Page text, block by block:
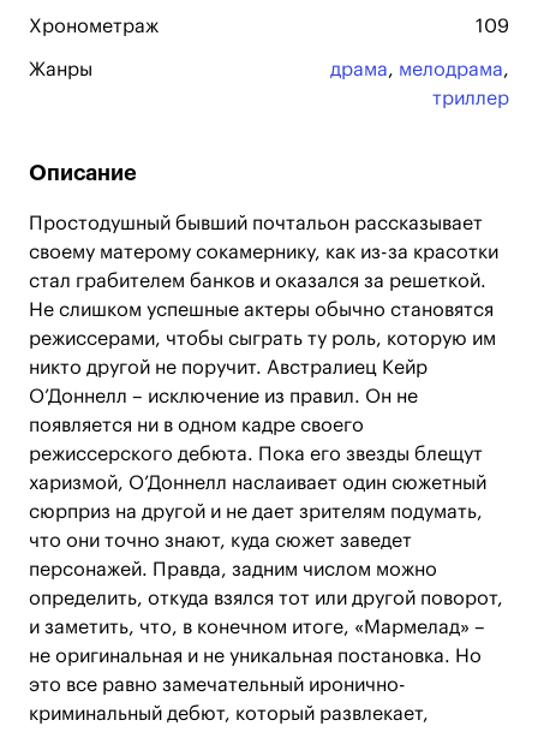
Хронометраж 109
Жанры драма, мелодрама,
триллер
Описание
Простодушный бывший почтальон рассказывает
своему матерому сокамернику, как из-за красотки
стал грабителем банков и оказался за решеткой.
Не слишком успешные актеры обычно становятся
режиссерами, чтобы сыграть ту роль, которую им
никто другой не поручит. Австралиец Кейр
О’Доннелл – исключение из правил. Он не
появляется ни в одном кадре своего
режиссерского дебюта. Пока его звезды блещут
харизмой, О’Доннелл наслаивает один сюжетный
сюрприз на другой и не дает зрителям подумать,
что они точно знают, куда сюжет заведет
персонажей. Правда, задним числом можно
определить, откуда взялся тот или другой поворот,
и заметить, что, в конечном итоге, «Мармелад» –
не оригинальная и не уникальная постановка. Но
это все равно замечательный иронично-
криминальный дебют, который развлекает,